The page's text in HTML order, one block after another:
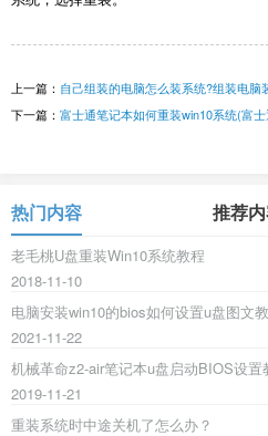
上一篇： 自己组装的电脑怎么装系统?组装电脑
下一篇： 富士通笔记本如何重装win10系统(富
热门内容 推荐
老毛桃U盘重装Win10系统教程
2018-11-10
电脑安装win10的bios如何设置u盘图文
2021-11-22
机械革命z2-air笔记本u盘启动BIOS设置
2019-11-21
重装系统时中途关机了怎么办？